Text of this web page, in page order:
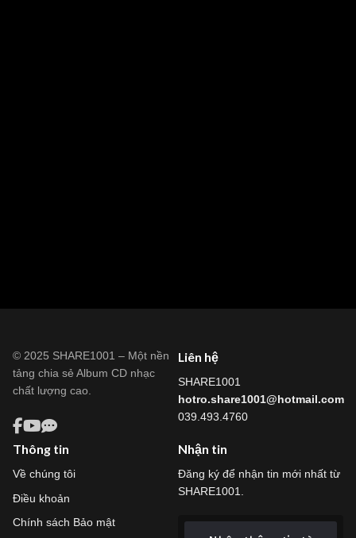
© 2025 SHARE1001 – Một nền
tảng chia sẻ Album CD nhạc
chất lượng cao.
Liên hệ
SHARE1001
hotro.share1001@hotmail.com
039.493.4760
Thông tin
Về chúng tôi
Điều khoản
Chính sách Bảo mật
Nhận tin
Đăng ký để nhận tin mới nhất từ
SHARE1001.